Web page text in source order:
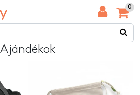
0
Ajándékok